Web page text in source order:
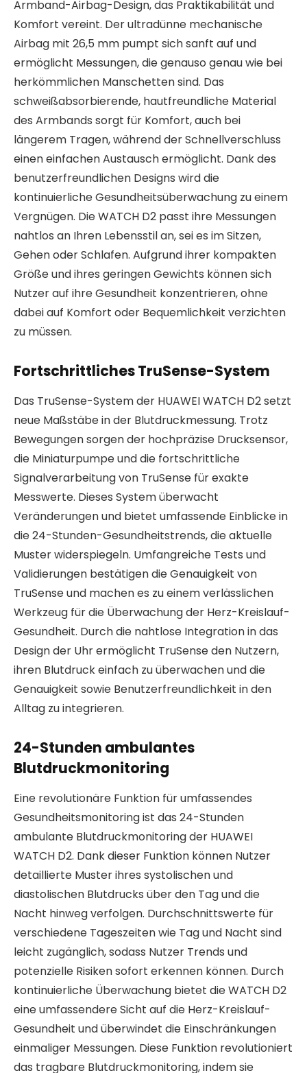
Armband-Airbag-Design, das Praktikabilität und
Komfort vereint. Der ultradünne mechanische
Airbag mit 26,5 mm pumpt sich sanft auf und
ermöglicht Messungen, die genauso genau wie bei
herkömmlichen Manschetten sind. Das
schweißabsorbierende, hautfreundliche Material
des Armbands sorgt für Komfort, auch bei
längerem Tragen, während der Schnellverschluss
einen einfachen Austausch ermöglicht. Dank des
benutzerfreundlichen Designs wird die
kontinuierliche Gesundheitsüberwachung zu einem
Vergnügen. Die WATCH D2 passt ihre Messungen
nahtlos an Ihren Lebensstil an, sei es im Sitzen,
Gehen oder Schlafen. Aufgrund ihrer kompakten
Größe und ihres geringen Gewichts können sich
Nutzer auf ihre Gesundheit konzentrieren, ohne
dabei auf Komfort oder Bequemlichkeit verzichten
zu müssen.
Fortschrittliches TruSense-System
Das TruSense-System der HUAWEI WATCH D2 setzt
neue Maßstäbe in der Blutdruckmessung. Trotz
Bewegungen sorgen der hochpräzise Drucksensor,
die Miniaturpumpe und die fortschrittliche
Signalverarbeitung von TruSense für exakte
Messwerte. Dieses System überwacht
Veränderungen und bietet umfassende Einblicke in
die 24-Stunden-Gesundheitstrends, die aktuelle
Muster widerspiegeln. Umfangreiche Tests und
Validierungen bestätigen die Genauigkeit von
TruSense und machen es zu einem verlässlichen
Werkzeug für die Überwachung der Herz-Kreislauf-
Gesundheit. Durch die nahtlose Integration in das
Design der Uhr ermöglicht TruSense den Nutzern,
ihren Blutdruck einfach zu überwachen und die
Genauigkeit sowie Benutzerfreundlichkeit in den
Alltag zu integrieren.
24-Stunden ambulantes
Blutdruckmonitoring
Eine revolutionäre Funktion für umfassendes
Gesundheitsmonitoring ist das 24-Stunden
ambulante Blutdruckmonitoring der HUAWEI
WATCH D2. Dank dieser Funktion können Nutzer
detaillierte Muster ihres systolischen und
diastolischen Blutdrucks über den Tag und die
Nacht hinweg verfolgen. Durchschnittswerte für
verschiedene Tageszeiten wie Tag und Nacht sind
leicht zugänglich, sodass Nutzer Trends und
potenzielle Risiken sofort erkennen können. Durch
kontinuierliche Überwachung bietet die WATCH D2
eine umfassendere Sicht auf die Herz-Kreislauf-
Gesundheit und überwindet die Einschränkungen
einmaliger Messungen. Diese Funktion revolutioniert
das tragbare Blutdruckmonitoring, indem sie